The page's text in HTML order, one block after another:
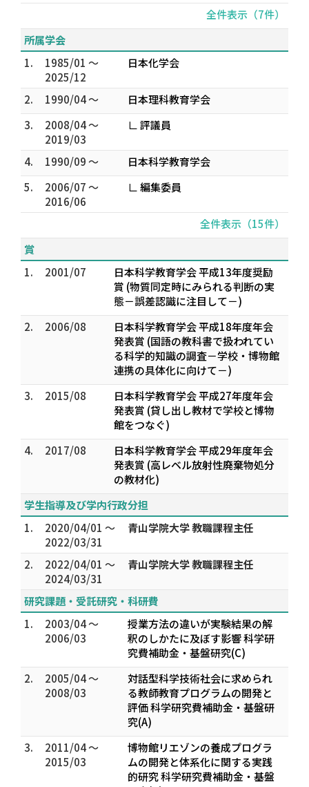
全件表示（7件）
所属学会
1.
1985/01 ～
2025/12
日本化学会
2. 1990/04 ～
日本理科教育学会
3.
2008/04 ～
2019/03
∟ 評議員
4. 1990/09 ～
日本科学教育学会
5.
2006/07 ～
2016/06
∟ 編集委員
全件表示（15件）
賞
1.
2001/07
日本科学教育学会 平成13年度奨励
賞 (物質同定時にみられる判断の実
態－誤差認識に注目して－)
2.
2006/08
日本科学教育学会 平成18年度年会
発表賞 (国語の教科書で扱われてい
る科学的知識の調査－学校・博物館
連携の具体化に向けて－)
3.
2015/08
日本科学教育学会 平成27年度年会
発表賞 (貸し出し教材で学校と博物
館をつなぐ)
4.
2017/08
日本科学教育学会 平成29年度年会
発表賞 (高レベル放射性廃棄物処分
の教材化)
学生指導及び学内行政分担
1.
2020/04/01 ～
2022/03/31
青山学院大学 教職課程主任
2.
2022/04/01 ～
2024/03/31
青山学院大学 教職課程主任
研究課題・受託研究・科研費
1.
2003/04 ～
2006/03
授業方法の違いが実験結果の解
釈のしかたに及ぼす影響 科学研
究費補助金・基盤研究(C)
2.
2005/04 ～
2008/03
対話型科学技術社会に求められ
る教師教育プログラムの開発と
評価 科学研究費補助金・基盤研
究(A)
3.
2011/04 ～
2015/03
博物館リエゾンの養成プログラ
ムの開発と体系化に関する実践
的研究 科学研究費補助金・基盤